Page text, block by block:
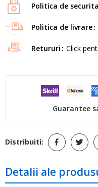
Politica de
Politica de livrare
Retururi Click
Guarantee
Distribuiti:
Detalii ale